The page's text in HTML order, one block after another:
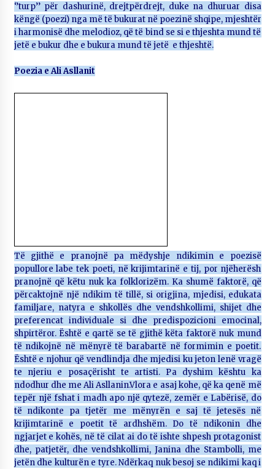
‘’turp’’ për dashurinë, drejtpërdrejt, duke na dhuruar disa
këngë (poezi) nga më të bukurat në poezinë shqipe, mjeshtër
i harmonisë dhe melodioz, që të bind se si e thjeshta mund të
jetë e bukur dhe e bukura mund të jetë e thjeshtë.
Poezia e Ali Asllanit
Të gjithë e pranojnë pa mëdyshje ndikimin e poezisë
popullore labe tek poeti, në krijimtarinë e tij, por njëherësh
pranojnë që këtu nuk ka folklorizëm. Ka shumë faktorë, që
përcaktojnë një ndikim të tillë, si origjina, mjedisi, edukata
familjare, natyra e shkollës dhe vendshkollimi, shijet dhe
preferencat individuale si dhe predispozicioni emocinal,
shpirtëror. Është e qartë se të gjithë këta faktorë nuk mund
të ndikojnë në mënyrë të barabartë në formimin e poetit.
Është e njohur që vendlindja dhe mjedisi ku jeton lenë vragë
te njeriu e posaçërisht te artisti. Pa dyshim kështu ka
ndodhur dhe me Ali Asllanin.Vlora e asaj kohe, që ka qenë më
tepër një fshat i madh apo një qytezë, zemër e Labërisë, do
të ndikonte pa tjetër me mënyrën e saj të jetesës në
krijimtarinë e poetit të ardhshëm. Do të ndikonin dhe
ngjarjet e kohës, në të cilat ai do të ishte shpesh protagonist
dhe, patjetër, dhe vendshkollimi, Janina dhe Stambolli, me
jetën dhe kulturën e tyre. Ndërkaq nuk besoj se ndikimi kaq i